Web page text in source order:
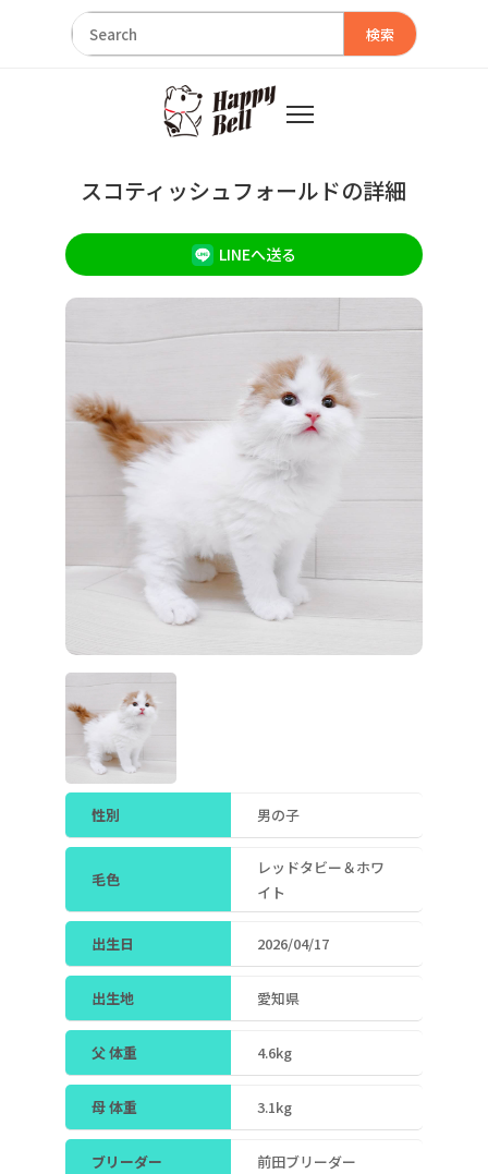
検索
スコティッシュフォールドの詳細
LINEへ送る
性別 男の子
毛色
レッドタビー＆ホワ
イト
出生日 2026/04/17
出生地 愛知県
父 体重 4.6kg
母 体重 3.1kg
ブリーダー 前田ブリーダー